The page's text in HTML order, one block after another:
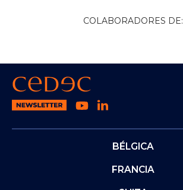
COLABORADORES DE:
BÉLGICA
FRANCIA